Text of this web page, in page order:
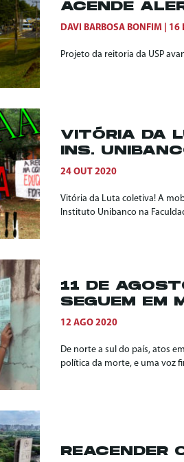
ACENDE
DAVI BARBOSA BONFIM 16
Projeto da reitoria da USP
VITÓRIA DA
INS.
24 OUT 2020
Vitória da Luta coletiva! A
Instituto Unibanco na
11 DE
SEGUEM EM
12 AGO 2020
De norte a sul do país, atos
política da morte, e uma voz
REACENDER